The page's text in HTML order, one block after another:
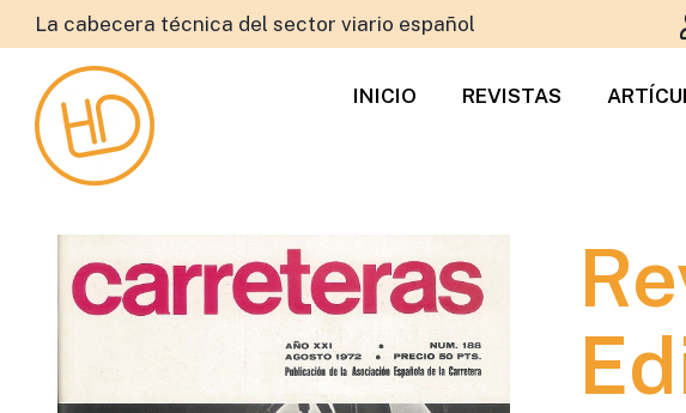
La cabecera técnica del sector viario español
INICIO REVISTAS